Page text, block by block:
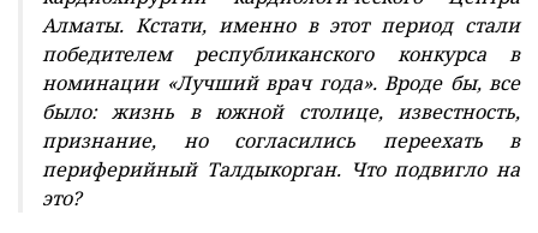
Алматы. Кстати, именно в этот период стали
победителем республиканского конкурса в
номинации «Лучший врач года». Вроде бы, все
было: жизнь в южной столице, известность,
признание, но согласились переехать в
периферийный Талдыкорган. Что подвигло на
это?